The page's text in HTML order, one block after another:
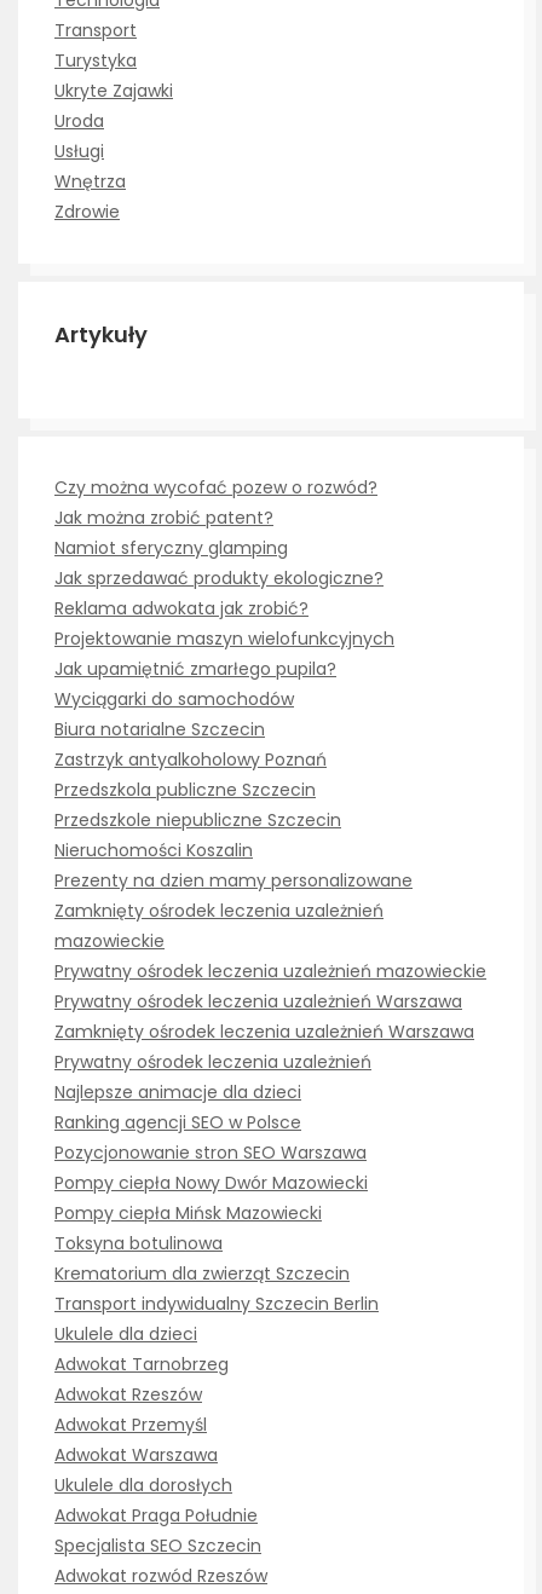
Transport
Turystyka
Ukryte Zajawki
Uroda
Usługi
Wnętrza
Zdrowie
Artykuły
Czy można wycofać pozew o rozwód?
Jak można zrobić patent?
Namiot sferyczny glamping
Jak sprzedawać produkty ekologiczne?
Reklama adwokata jak zrobić?
Projektowanie maszyn wielofunkcyjnych
Jak upamiętnić zmarłego pupila?
Wyciągarki do samochodów
Biura notarialne Szczecin
Zastrzyk antyalkoholowy Poznań
Przedszkola publiczne Szczecin
Przedszkole niepubliczne Szczecin
Nieruchomości Koszalin
Prezenty na dzien mamy personalizowane
Zamknięty ośrodek leczenia uzależnień
mazowieckie
Prywatny ośrodek leczenia uzależnień mazowieckie
Prywatny ośrodek leczenia uzależnień Warszawa
Zamknięty ośrodek leczenia uzależnień Warszawa
Prywatny ośrodek leczenia uzależnień
Najlepsze animacje dla dzieci
Ranking agencji SEO w Polsce
Pozycjonowanie stron SEO Warszawa
Pompy ciepła Nowy Dwór Mazowiecki
Pompy ciepła Mińsk Mazowiecki
Toksyna botulinowa
Krematorium dla zwierząt Szczecin
Transport indywidualny Szczecin Berlin
Ukulele dla dzieci
Adwokat Tarnobrzeg
Adwokat Rzeszów
Adwokat Przemyśl
Adwokat Warszawa
Ukulele dla dorosłych
Adwokat Praga Południe
Specjalista SEO Szczecin
Adwokat rozwód Rzeszów